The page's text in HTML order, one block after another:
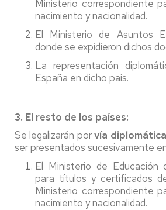
Ministerio correspondiente
nacimiento y nacionalidad.
El Ministerio de Asuntos
donde se expidieron dichos
La representación
España en dicho país.
3. El resto de los países:
Se legalizarán porvía diplomática
ser presentados sucesivamente
El Ministerio de Educación
para títulos y certificados
Ministerio correspondiente
nacimiento y nacionalidad.